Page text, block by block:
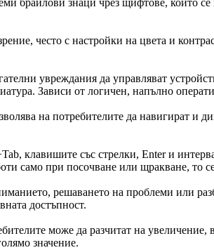
брайлови знаци чрез щифтове, които
често с настройки на цвета и
увреждания да управляват
Зависи от логичен, напълно
на потребителите да навигират и
клавишите със стрелки, Enter и
само при посочване или щракване, то
решаването на проблеми или
достъпност.
може да разчитат на
значение.